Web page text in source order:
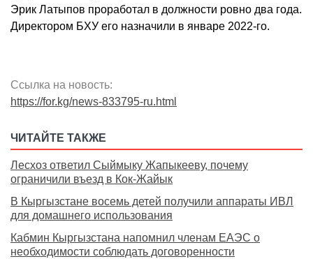
Эрик Латыпов проработал в должности ровно два года.
Директором БХУ его назначили в январе 2022-го.
Ссылка на новость:
https://for.kg/news-833795-ru.html
ЧИТАЙТЕ ТАКЖЕ
Лесхоз ответил Сыймыку Жапыкееву, почему
ограничили въезд в Кок-Жайык
В Кыргызстане восемь детей получили аппараты ИВЛ
для домашнего использования
Кабмин Кыргызстана напомнил членам ЕАЭС о
необходимости соблюдать договоренности